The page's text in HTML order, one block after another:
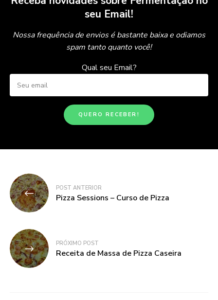
seu Email!
Nossa frequência de envios é bastante baixa e odiamos
spam tanto quanto você!
Qual seu Email?
Navegação
de
Post
POST ANTERIOR
Pizza Sessions – Curso de Pizza
PRÓXIMO POST
Receita de Massa de Pizza Caseira